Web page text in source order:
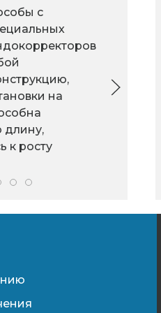
с
на
длину,
к росту